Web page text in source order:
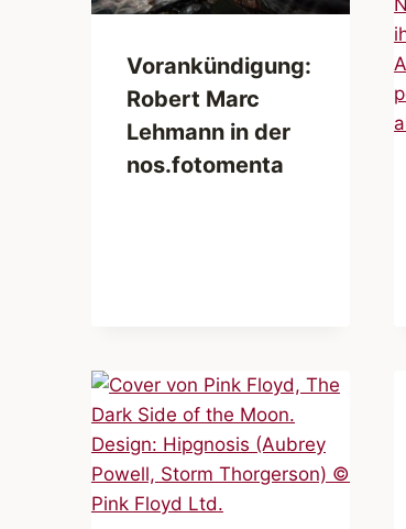
Vorankündigung:
Robert Marc
Lehmann in der
nos.fotomenta